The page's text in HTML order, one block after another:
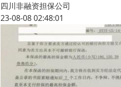
四川非融资担保公司
23-08-08 02:48:01